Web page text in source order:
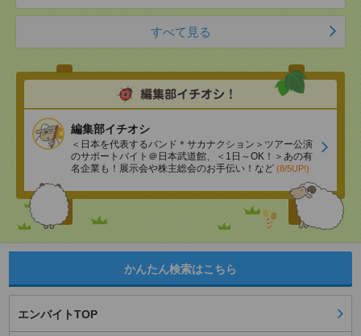
すべて見る
編集部イチオシ
＜日本を代表するバンド＊サカナクション＞ツアー公演
のサポートバイト＠日本武道館、＜1日～OK！＞あの有
名企業も！展示会や株主総会のお手伝い！など (8/5UP!)
かんたん検索はこちら
エンバイトTOP